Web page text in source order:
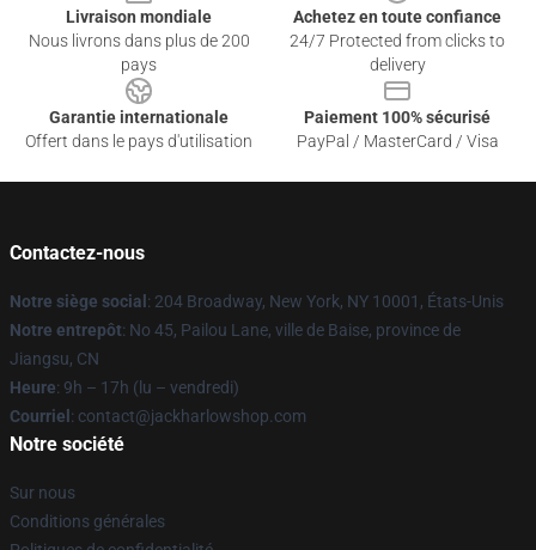
Livraison mondiale
Nous livrons dans plus de 200
pays
Achetez en toute confiance
24/7 Protected from clicks to
delivery
Garantie internationale
Offert dans le pays d'utilisation
Paiement 100% sécurisé
PayPal / MasterCard / Visa
Contactez-nous
Notre siège social : 204 Broadway, New York, NY 10001, États-Unis
Notre entrepôt: No 45, Pailou Lane, ville de Baise, province de
Jiangsu, CN
Heure: 9h – 17h (lu – vendredi)
Courriel : contact@jackharlowshop.com
Notre société
Sur nous
Conditions générales